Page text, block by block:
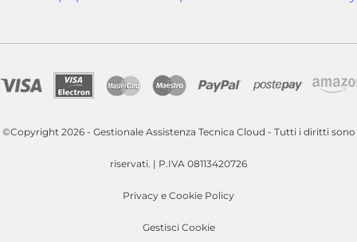
©Copyright 2026 - Gestionale Assistenza Tecnica Cloud - Tutti i diritti sono
riservati. | P.IVA 08113420726
Privacy e Cookie Policy
Gestisci Cookie